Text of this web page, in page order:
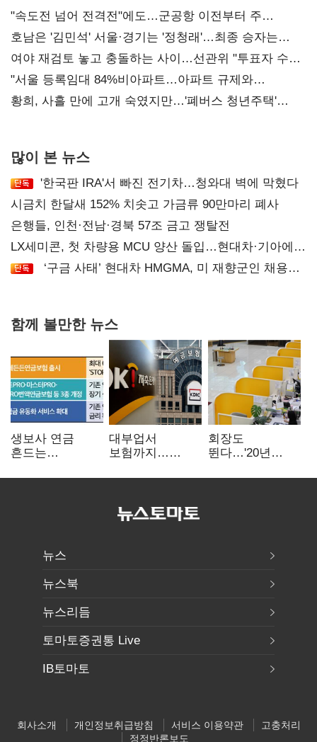
"속도전 넘어 전격전"에도…군공항 이전부터 주
52시간까지 '뇌관'
호남은 '김민석' 서울·경기는 '정청래'…최종 승자는
'안갯속'
여야 재검토 놓고 충돌하는 사이…선관위 "투표자 수
오차 당연"
"서울 등록임대 84%비아파트…아파트 규제와
달리해야"
황희, 사흘 만에 고개 숙였지만…'폐버스 청년주택'
많이 본 뉴스
'한국판 IRA'서 빠진 전기차…청와대 벽에 막혔다
시금치 한달새 152% 치솟고 가금류 90만마리 폐사
은행들, 인천·전남·경북 57조 금고 쟁탈전
LX세미콘, 첫 차량용 MCU 양산 돌입…현대차·기아에
공급
‘구금 사태’ 현대차 HMGMA, 미 재향군인 채용
함께 볼만한 뉴스
생보사 연금
흔드는
장수리스크'
대부업서
보험까지…
종합금융그룹
회장도
뛴다…'20년
하나' 인천시금고
뉴스
뉴스북
뉴스리듬
토마토증권통 Live
IB토마토
회사소개 개인정보취급방침 서비스 이용약관
고충처리
정정반론보도